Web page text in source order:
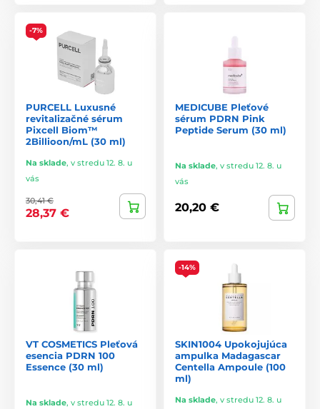
-7%
PURCELL Luxusné
revitalizačné sérum
Pixcell Biom™
2Billioon/mL (30 ml)
Na sklade, v stredu 12. 8. u
vás
30,41 €
28,37 €
MEDICUBE Pleťové
sérum PDRN Pink
Peptide Serum (30 ml)
Na sklade, v stredu 12. 8. u
vás
20,20 €
VT COSMETICS Pleťová
esencia PDRN 100
Essence (30 ml)
Na sklade, v stredu 12. 8. u
-14%
SKIN1004 Upokojujúca
ampulka Madagascar
Centella Ampoule (100
ml)
Na sklade, v stredu 12. 8. u